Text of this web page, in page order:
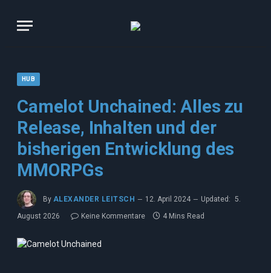
HUB
Camelot Unchained: Alles zu
Release, Inhalten und der
bisherigen Entwicklung des
MMORPGs
By ALEXANDER LEITSCH 12. April 2024 Updated: 5.
August 2026
Keine Kommentare 4 Mins Read